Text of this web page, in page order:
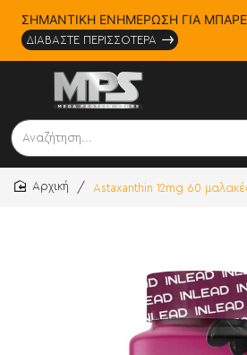
ΣΗΜΑΝΤΙΚΗ ΕΝΗΜΕΡΩΣΗ ΓΙΑ
ΔΙΑΒΑΣΤΕ ΠΕΡΙΣΣΟΤΕΡΑ
Αναζήτηση...
Astaxanthin 12mg 60